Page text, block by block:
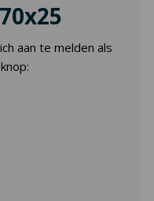
aan te melden als